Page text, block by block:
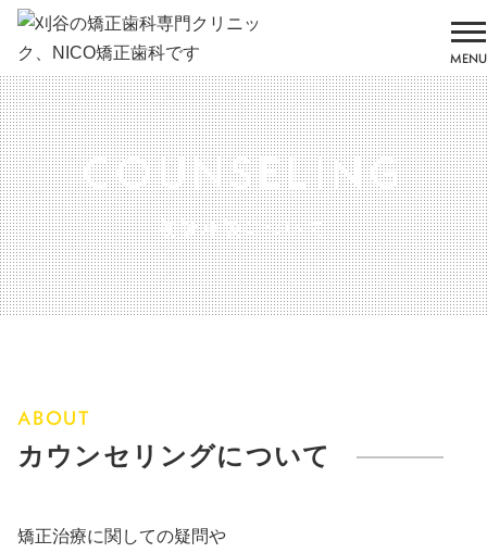
MENU
COUNSELING
初診相談について
ABOUT
カウンセリングについて
矯正治療に関しての疑問や